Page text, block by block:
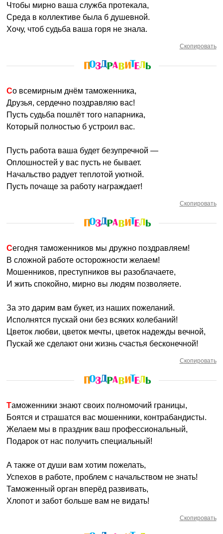
Чтобы мирно ваша служба протекала,
Среда в коллективе была б душевной.
Хочу, чтоб судьба ваша горя не знала.
Скопировать
Со всемирным днём таможенника,
Друзья, сердечно поздравляю вас!
Пусть судьба пошлёт того напарника,
Который полностью б устроил вас.
Пусть работа ваша будет безупречной —
Оплошностей у вас пусть не бывает.
Начальство радует теплотой уютной.
Пусть почаще за работу награждает!
Скопировать
Сегодня таможенников мы дружно поздравляем!
В сложной работе осторожности желаем!
Мошенников, преступников вы разоблачаете,
И жить спокойно, мирно вы людям позволяете.
За это дарим вам букет, из наших пожеланий.
Исполнятся пускай они без всяких колебаний!
Цветок любви, цветок мечты, цветок надежды вечной,
Пускай же сделают они жизнь счастья бесконечной!
Скопировать
Таможенники знают своих полномочий границы,
Боятся и страшатся вас мошенники, контрабандисты.
Желаем мы в праздник ваш профессиональный,
Подарок от нас получить специальный!
А также от души вам хотим пожелать,
Успехов в работе, проблем с начальством не знать!
Таможенный орган вперёд развивать,
Хлопот и забот больше вам не видать!
Скопировать